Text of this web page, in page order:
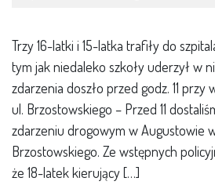
Trzy 16-latki i 15-latka trafiły do
tym jak niedaleko szkoły uderzył w
zdarzenia doszło przed godz. 11 przy
ul. Brzostowskiego – Przed 11
zdarzeniu drogowym w Augustowie
Brzostowskiego. Ze wstępnych
że 18-latek kierujący […]